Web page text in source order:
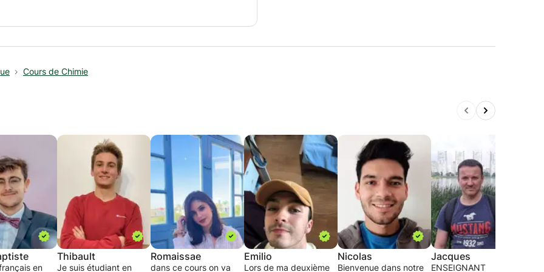
permettra de procéder à un bilan des
Cours de Chimie
en
Thibault
Je suis étudiant en
Romaissae
dans ce cours on va
Emilio
Lors de ma deuxième
Nicolas
Bienvenue dans notre
Jacques
ENSEIGNANT